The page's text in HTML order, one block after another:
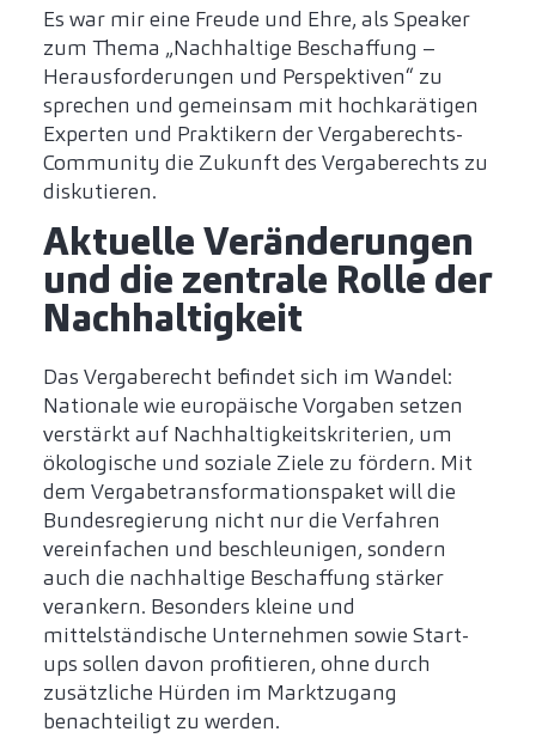
Es war mir eine Freude und Ehre, als Speaker
zum Thema „Nachhaltige Beschaffung –
Herausforderungen und Perspektiven“ zu
sprechen und gemeinsam mit hochkarätigen
Experten und Praktikern der Vergaberechts-
Community die Zukunft des Vergaberechts zu
diskutieren.
Aktuelle Veränderungen
und die zentrale Rolle der
Nachhaltigkeit
Das Vergaberecht befindet sich im Wandel:
Nationale wie europäische Vorgaben setzen
verstärkt auf Nachhaltigkeitskriterien, um
ökologische und soziale Ziele zu fördern. Mit
dem Vergabetransformationspaket will die
Bundesregierung nicht nur die Verfahren
vereinfachen und beschleunigen, sondern
auch die nachhaltige Beschaffung stärker
verankern. Besonders kleine und
mittelständische Unternehmen sowie Start-
ups sollen davon profitieren, ohne durch
zusätzliche Hürden im Marktzugang
benachteiligt zu werden.